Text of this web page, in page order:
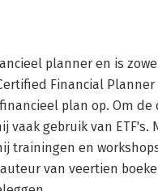
planner en is
Financial Planner
plan op. Om de
gebruik van ETF's.
trainingen en
van veertien